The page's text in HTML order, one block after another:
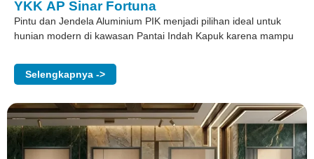
YKK AP Sinar Fortuna
Pintu dan Jendela Aluminium PIK menjadi pilihan ideal untuk
hunian modern di kawasan Pantai Indah Kapuk karena mampu
Selengkapnya ->